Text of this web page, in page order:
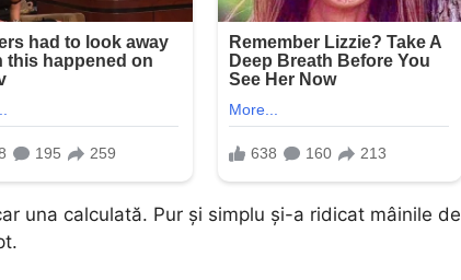
una calculată. Pur și simplu și-a ridicat mâinile de